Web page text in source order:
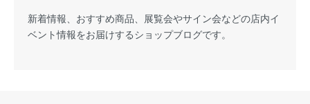
新着情報、おすすめ商品、展覧会やサイン会などの店内イ
ベント情報をお届けするショップブログです。